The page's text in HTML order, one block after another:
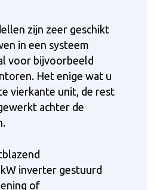
zijn zeer geschikt
in een systeem
voor bijvoorbeeld
Het enige wat u
vierkante unit, de rest
achter de
kW inverter gestuurd
of